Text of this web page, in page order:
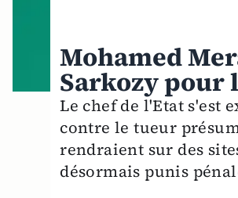
Mohamed
Sarkozy
Le chef de l'Etat s'est
contre le tueur
rendraient sur des
désormais punis